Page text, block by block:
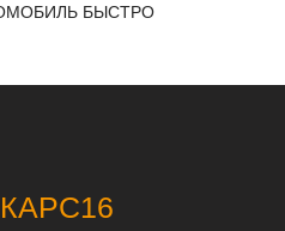
БЫСТРО
КАРС16